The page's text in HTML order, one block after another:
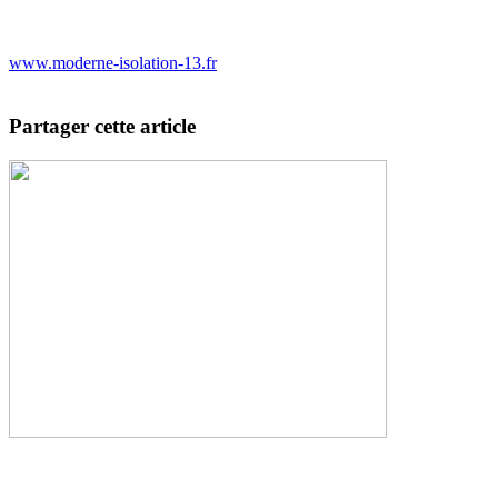
www.moderne-isolation-13.fr
Partager cette article